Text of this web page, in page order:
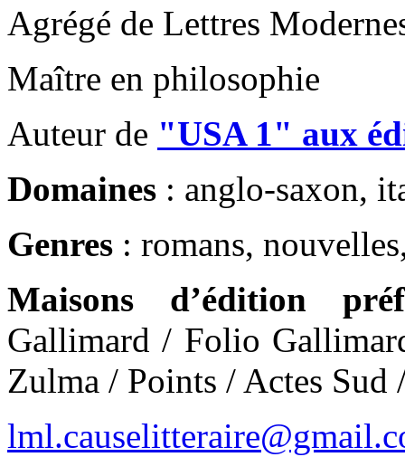
Agrégé de Lettres
Maître en philosophie
Auteur de "USA 1" aux
Domaines : anglo-saxon,
Genres : romans,
Maisons d’édition
Gallimard / Folio
Zulma / Points / Actes Sud